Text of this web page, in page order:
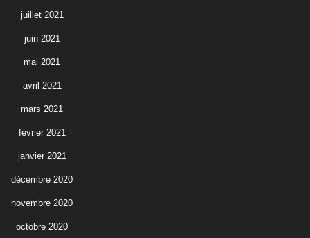
juillet 2021
juin 2021
mai 2021
avril 2021
mars 2021
février 2021
janvier 2021
décembre 2020
novembre 2020
octobre 2020